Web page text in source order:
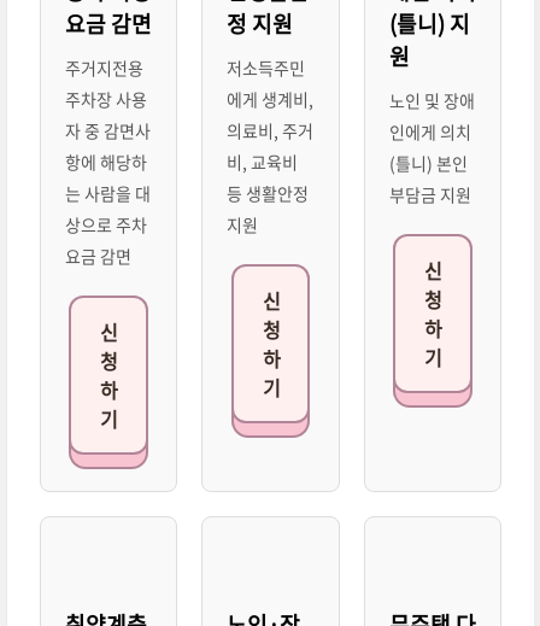
요금 감면
주거지전용
주차장 사용
자 중 감면사
항에 해당하
는 사람을 대
상으로 주차
요금 감면
신
청
하
기
정 지원
저소득주민
에게 생계비,
의료비, 주거
비, 교육비
등 생활안정
지원
신
청
하
기
(틀니) 지
원
노인 및 장애
인에게 의치
(틀니) 본인
부담금 지원
신
청
하
기